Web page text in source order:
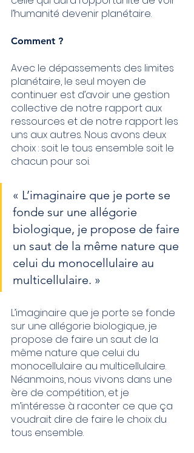
l’humanité devenir planétaire.
Comment ?
Avec le dépassements des limites
planétaire, le seul moyen de
continuer est d’avoir une gestion
collective de notre rapport aux
ressources et de notre rapport les
uns aux autres. Nous avons deux
choix : soit le tous ensemble soit le
chacun pour soi.
« L’imaginaire que je porte se
fonde sur une allégorie
biologique, je propose de faire
un saut de la même nature que
celui du monocellulaire au
multicellulaire. »
L’imaginaire que je porte se fonde
sur une allégorie biologique, je
propose de faire un saut de la
même nature que celui du
monocellulaire au multicellulaire.
Néanmoins, nous vivons dans une
ère de compétition, et je
m’intéresse à raconter ce que ça
voudrait dire de faire le choix du
tous ensemble.